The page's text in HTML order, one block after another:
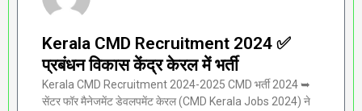
Kerala CMD Recruitment 2024 ✅
प्रबंधन विकास केंद्र केरल में भर्ती
Kerala CMD Recruitment 2024-2025 CMD भर्ती 2024 ➥
सेंटर फॉर मैनेजमेंट डेवलपमेंट केरल (CMD Kerala Jobs 2024) ने